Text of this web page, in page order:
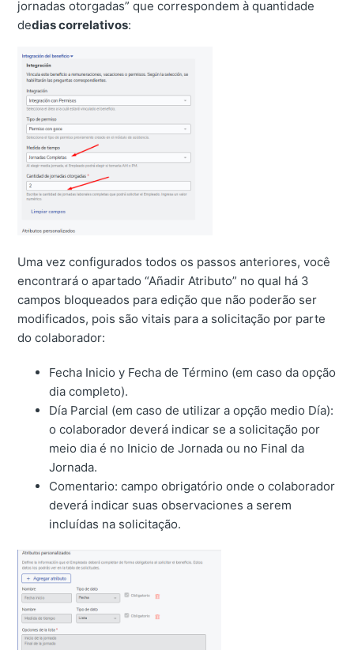
jornadas otorgadas” que correspondem à quantidade
dedias correlativos:
Uma vez configurados todos os passos anteriores, você
encontrará o apartado “Añadir Atributo” no qual há 3
campos bloqueados para edição que não poderão ser
modificados, pois são vitais para a solicitação por parte
do colaborador:
Fecha Inicio y Fecha de Término (em caso da opção
dia completo).
Día Parcial (em caso de utilizar a opção medio Día):
o colaborador deverá indicar se a solicitação por
meio dia é no Inicio de Jornada ou no Final da
Jornada.
Comentario: campo obrigatório onde o colaborador
deverá indicar suas observaciones a serem
incluídas na solicitação.